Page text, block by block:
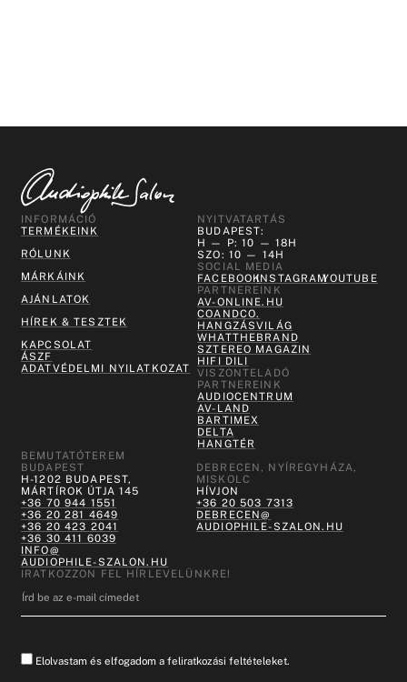
INFORMÁCIÓ
TERMÉKEINK
RÓLUNK
MÁRKÁINK
AJÁNLATOK
HÍREK & TESZTEK
KAPCSOLAT
ÁSZF
ADATVÉDELMI NYILATKOZAT
NYITVATARTÁS
BUDAPEST:
H — P: 10 — 18H
SZO: 10 — 14H
SOCIAL MEDIA
FACEBOOKINSTAGRAMYOUTUBE
PARTNEREINK
AV-ONLINE.HU
COANDCO.
HANGZÁSVILÁG
WHATTHEBRAND
SZTEREO MAGAZIN
HIFI DILI
VISZONTELADÓ
PARTNEREINK
AUDIOCENTRUM
AV-LAND
BARTIMEX
DELTA
HANGTÉR
BEMUTATÓTEREM
BUDAPEST
H-1202 BUDAPEST,
MÁRTÍROK ÚTJA 145
+36 70 944 1551
+36 20 281 4649
+36 20 423 2041
+36 30 411 6039
INFO@
AUDIOPHILE-SZALON.HU
DEBRECEN, NYÍREGYHÁZA,
MISKOLC
HÍVJON
+36 20 503 7313
DEBRECEN@
AUDIOPHILE-SZALON.HU
IRATKOZZON FEL HÍRLEVELÜNKRE!
Elolvastam és elfogadom a feliratkozási feltételeket.